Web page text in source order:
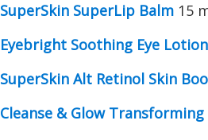
SuperSkin SuperLip Balm 15
Eyebright Soothing Eye Lotion
SuperSkin Alt Retinol Skin
Cleanse & Glow Transforming